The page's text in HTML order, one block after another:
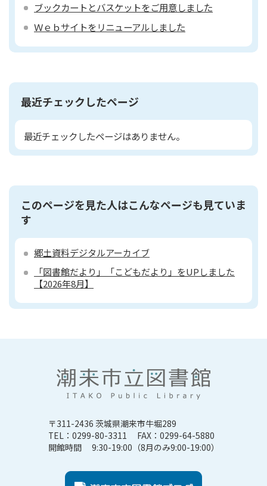
ブックカートとバスケットをご用意しました
Ｗｅｂサイトをリニューアルしました
最近チェックしたページ
最近チェックしたページはありません。
このページを見た人はこんなページも見ていま
す
郷土資料デジタルアーカイブ
「図書館だより」「こどもだより」をUPしました
【2026年8月】
〒311-2436 茨城県潮来市牛堀289
TEL：0299-80-3311 FAX：0299-64-5880
開館時間 9:30-19:00（8月のみ9:00-19:00）